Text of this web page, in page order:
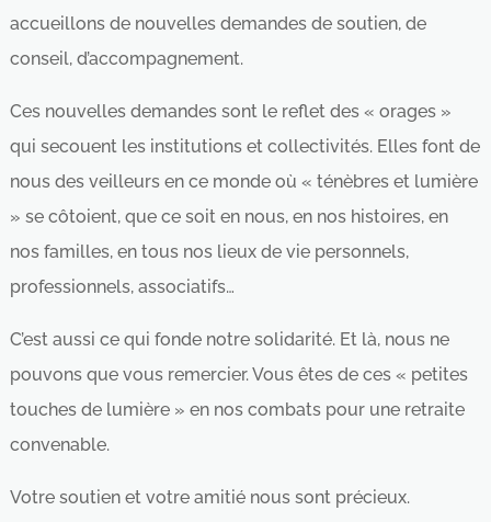
accueillons de nouvelles demandes de soutien, de
conseil, d’accompagnement.
Ces nouvelles demandes sont le reflet des « orages »
qui secouent les institutions et collectivités. Elles font de
nous des veilleurs en ce monde où « ténèbres et lumière
» se côtoient, que ce soit en nous, en nos histoires, en
nos familles, en tous nos lieux de vie personnels,
professionnels, associatifs…
C’est aussi ce qui fonde notre solidarité. Et là, nous ne
pouvons que vous remercier. Vous êtes de ces « petites
touches de lumière » en nos combats pour une retraite
convenable.
Votre soutien et votre amitié nous sont précieux.